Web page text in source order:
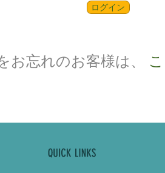
ログイン
お忘れのお客様は、